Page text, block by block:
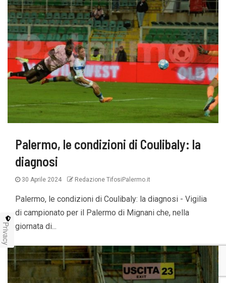
Palermo, le condizioni di Coulibaly: la
diagnosi
30 Aprile 2024 Redazione TifosiPalermo.it
Palermo, le condizioni di Coulibaly: la diagnosi - Vigilia
di campionato per il Palermo di Mignani che, nella
giornata di...
Privacy